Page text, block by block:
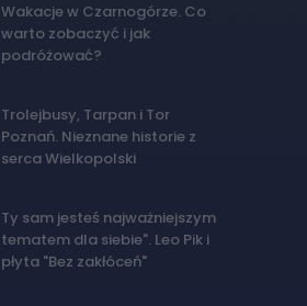
Wakacje w Czarnogórze. Co
warto zobaczyć i jak
podróżować?
Trolejbusy, Tarpan i Tor
Poznań. Nieznane historie z
serca Wielkopolski
Ty sam jesteś najważniejszym
tematem dla siebie". Leo Pik i
płyta "Bez zakłóceń"